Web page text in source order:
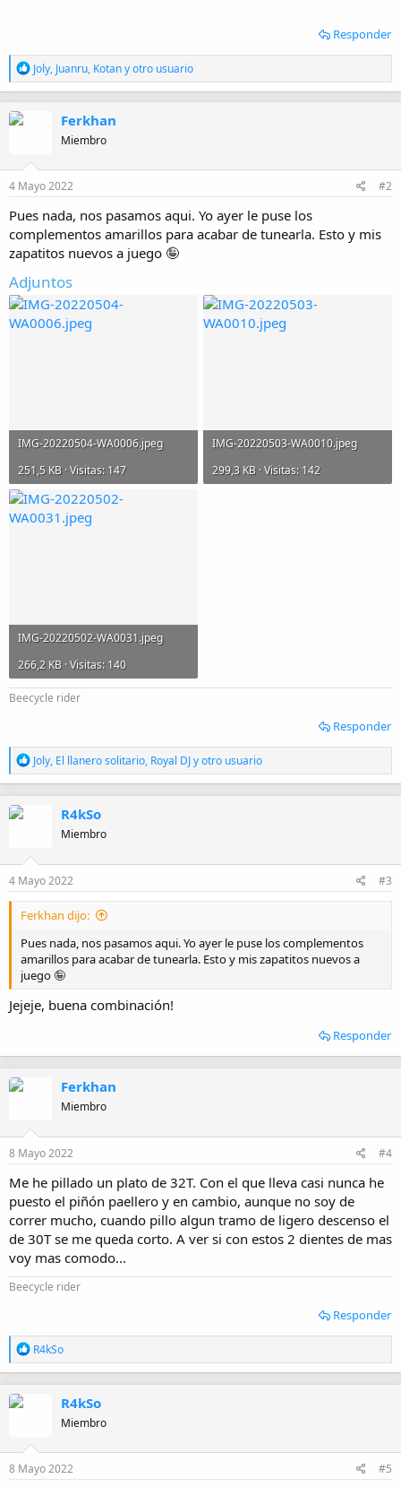
Responder
R
e
a
n
e
s
:
Joly, Juanru, Kotany otro usuario
Ferkhan
Miembro
4 Mayo 2022 #2
Pues nada, nos pasamos aqui. Yo ayer le puse los
complementos amarillos para acabar de tunearla. Esto y mis
zapatitos nuevos a juego 🤪
Adjuntos
IMG-20220504-WA0006.jpeg
251,5 KB · Visitas: 147
IMG-20220503-WA0010.jpeg
299,3 KB · Visitas: 142
IMG-20220502-WA0031.jpeg
266,2 KB · Visitas: 140
Beecycle rider
Responder
R
e
a
n
s
Joly, El llanero solitario, Royal DJy otro usuario
R4kSo
Miembro
4 Mayo 2022 #3
Ferkhan dijo:
Pues nada, nos pasamos aqui. Yo ayer le puse los complementos
amarillos para acabar de tunearla. Esto y mis zapatitos nuevos a
juego 🤪
Jejeje, buena combinación!
Responder
Ferkhan
Miembro
8 Mayo 2022 #4
Me he pillado un plato de 32T. Con el que lleva casi nunca he
puesto el piñón paellero y en cambio, aunque no soy de
correr mucho, cuando pillo algun tramo de ligero descenso el
de 30T se me queda corto. A ver si con estos 2 dientes de mas
voy mas comodo...
Beecycle rider
Responder
R
e
a
n
s
R4kSo
R4kSo
Miembro
8 Mayo 2022 #5